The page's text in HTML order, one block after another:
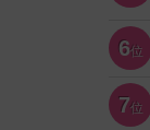
6位
7位